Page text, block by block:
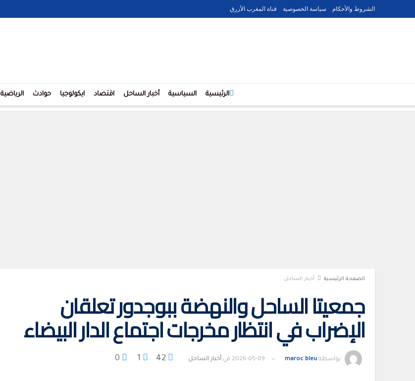
الشروط والأحكام سياسة الخصوصية قناة المغرب الأزرق
الرئيسية السياسية أخبار الساحل اقتصاد ايكولوجيا حوادث الرياضية
الصفحة الرئيسية أخبار الساحل
جمعيتا الساحل والنهضة ببوجدور تعلقان
الإضراب في انتظار مخرجات اجتماع الدار البيضاء
بواسطة maroc bleu
2026-05-09 في أخبار الساحل 42
1